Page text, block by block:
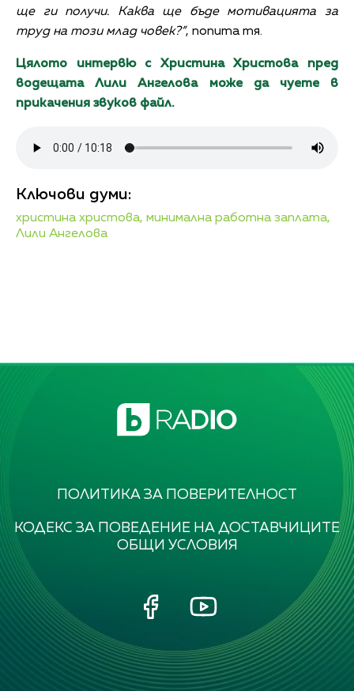
ще ги получи. Каква ще бъде мотивацията за
труд на този млад човек?”, попита тя.
Цялото интервю с Христина Христова пред
водещата Лили Ангелова може да чуете в
прикачения звуков файл.
Ключови думи:
христина христова, минимална работна заплата,
Лили Ангелова
ПОЛИТИКА ЗА ПОВЕРИТЕЛНОСТ
КОДЕКС ЗА ПОВЕДЕНИЕ НА ДОСТАВЧИЦИТЕ
ОБЩИ УСЛОВИЯ